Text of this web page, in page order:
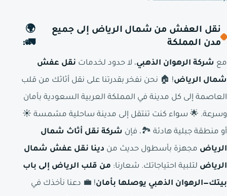
نقل العفش من شمال الرياض إلى جميع
مدن المملكة
🌍
🚛:
مع شركة الرهوان الذهبي، لا حدود لخدمات نقل عفش
شمال الرياض! 🏠 نحن نفخر بقدرتنا على نقل أثاثك من قلب
العاصمة إلى كل مدينة في المملكة العربية السعودية بأمان
وسرعة. 🌟 سواء كنت تنتقل إلى مدينة ساحلية مشمسة ☀️
أو منطقة جبلية هادئة 🏞️، فإن شركة نقل أثاث شمال
الرياض مجهزة بأسطول حديث من دينا نقل عفش شمال
الرياض لتلبية احتياجاتك. شعارنا: من قلب الرياض إلى باب
بيتك—الرهوان الذهبي يوصلها بأمان! 💼 دعنا نأخذك في